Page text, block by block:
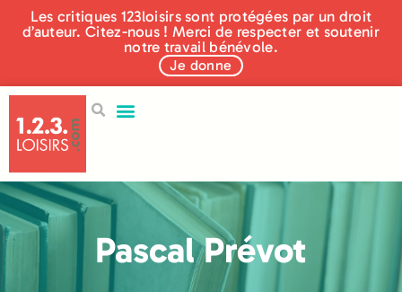
Les critiques 123loisirs sont protégées par un droit
d’auteur. Citez-nous ! Merci de respecter et soutenir
notre travail bénévole.
Je donne
Pascal Prévot